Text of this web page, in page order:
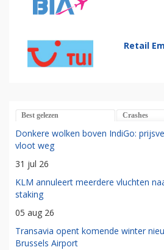
Retail
Best gelezen Crashes
Donkere wolken boven IndiGo:
vloot weg
31 jul 26
KLM annuleert meerdere vluchten
staking
05 aug 26
Transavia opent komende winter
Brussels Airport